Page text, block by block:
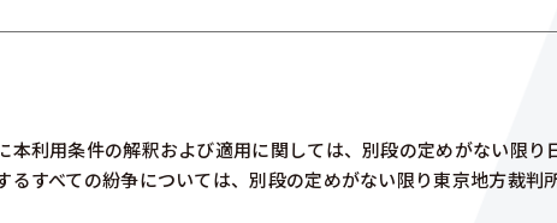
本利用条件の解釈および適用に関しては、別段の定めがない限り
るすべての紛争については、別段の定めがない限り東京地方裁判